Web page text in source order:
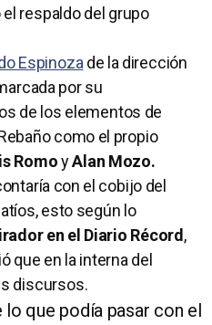
respaldo del grupo
Espinozade la dirección
por su
de los elementos de
como el propio
RomoyAlan Mozo.
con el cobijo del
esto según lo
en el Diario Récord,
que en la interna del
discursos.
que podía pasar con el